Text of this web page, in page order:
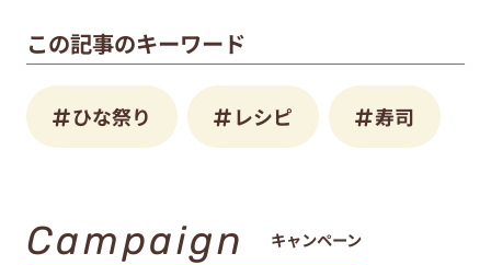
この記事のキーワード
ひな祭り レシピ 寿司
Campaign キャンペーン